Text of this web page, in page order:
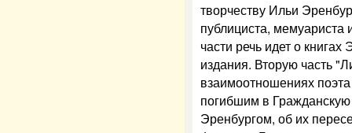
творчеству Ильи
публициста, мемуариста
части речь идет о
издания. Вторую часть
взаимоотношениях
погибшим в
Эренбургом, об их